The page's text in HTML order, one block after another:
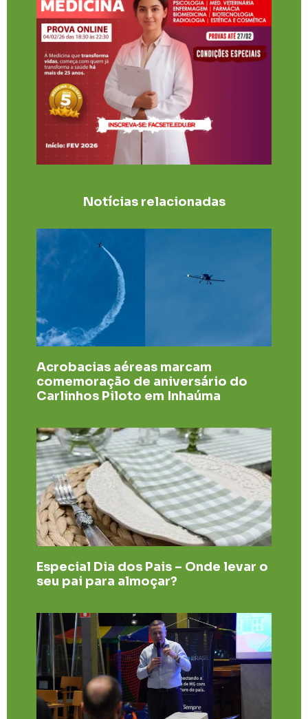
Notícias relacionadas
Acrobacias aéreas marcam
comemoração de aniversário do
Carlinhos Piloto em Inhaúma
Especial Dia dos Pais – Onde levar o
seu pai para almoçar?